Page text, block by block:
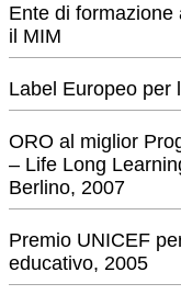
Ente di
il MIM
Label Europeo per
ORO al miglior
– Life Long
Berlino, 2007
Premio UNICEF
educativo, 2005